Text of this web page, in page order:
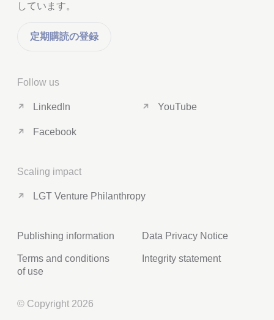
しています。
定期購読の登録
Follow us
LinkedIn
Facebook
YouTube
Scaling impact
LGT Venture Philanthropy
Publishing information
Terms and conditions
of use
Data Privacy Notice
Integrity statement
© Copyright 2026